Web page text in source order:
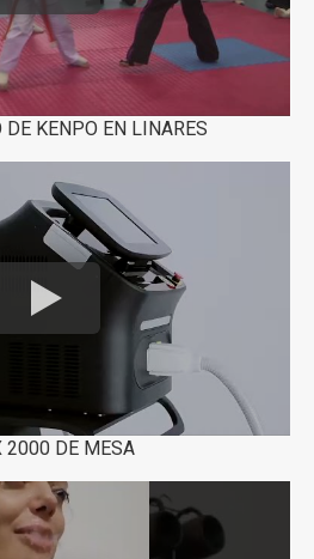
KENPO EN LINARES
2000 DE MESA